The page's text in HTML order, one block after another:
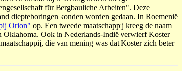
für Bergbauliche Arbeiten". Deze
diepteboringen kon­­den worden gedaan. In Roe­menië
Orion" op. Een tweede maatschappij kreeg de naam
Oklahoma. Ook in Nederlands-Indië verwierf Kos­ter
die van me­ning was dat Koster zich beter